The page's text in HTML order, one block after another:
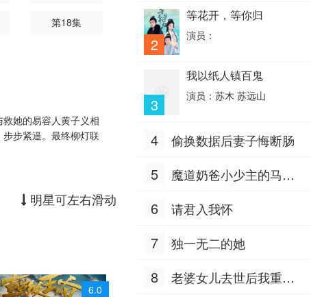
第18集
她的易容人黄子义相
步紧逼。最终柳灯联
明星可左右滑动
6.0
2
等花开，等你归
演员：
3
我以纸人镇百鬼
演员：苏木 苏远山
4 偷换数据后妻子悔断肠
5
魔道奶爸小少主的马甲
6 请君入我怀
7 独一无二的她
8
老婆女儿去世后我重生